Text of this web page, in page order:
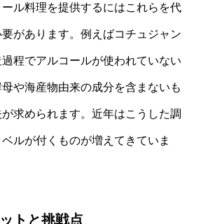
ル料理を提供するにはこれらを代
があります。例えばコチュジャン
程でアルコールが使われていない
や海産物由来の成分を含まないも
求められます。近年はこうした調
ルが付くものが増えてきていま
トと挑戦点